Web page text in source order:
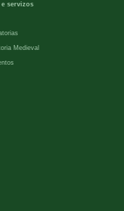
servizos
Medieval